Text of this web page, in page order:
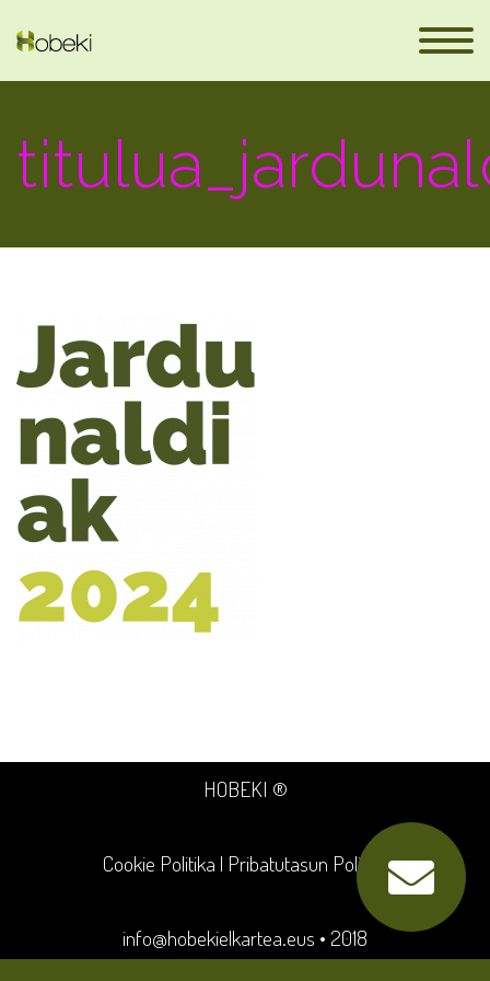
en
HOBEKI ®
Cookie Politika | Pribatutasun Politika
info@hobekielkartea.eus • 2018